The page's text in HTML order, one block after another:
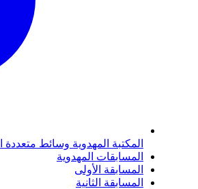
المكتبة المهدوية وسائط متعددة
المسابقات المهدوية
المسابقة الأولى
المسابقة الثانية